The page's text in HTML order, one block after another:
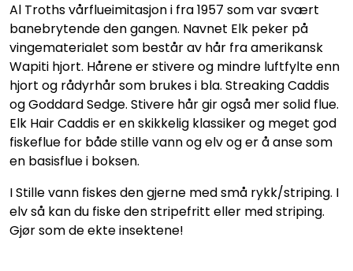
Al Troths vårflueimitasjon i fra 1957 som var svært
banebrytende den gangen. Navnet Elk peker på
vingematerialet som består av hår fra amerikansk
Wapiti hjort. Hårene er stivere og mindre luftfylte enn
hjort og rådyrhår som brukes i bla. Streaking Caddis
og Goddard Sedge. Stivere hår gir også mer solid flue.
Elk Hair Caddis er en skikkelig klassiker og meget god
fiskeflue for både stille vann og elv og er å anse som
en basisflue i boksen.
I Stille vann fiskes den gjerne med små rykk/striping. I
elv så kan du fiske den stripefritt eller med striping.
Gjør som de ekte insektene!